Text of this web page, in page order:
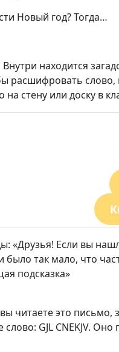
Новый год? Тогда…
находится
слово,
стену или доску в
«Друзья! Если вы
так мало, что
подсказка»
читаете это
GJL CNEKJV.